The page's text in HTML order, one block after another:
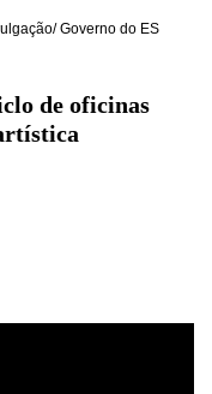
Governo do ES
de oficinas